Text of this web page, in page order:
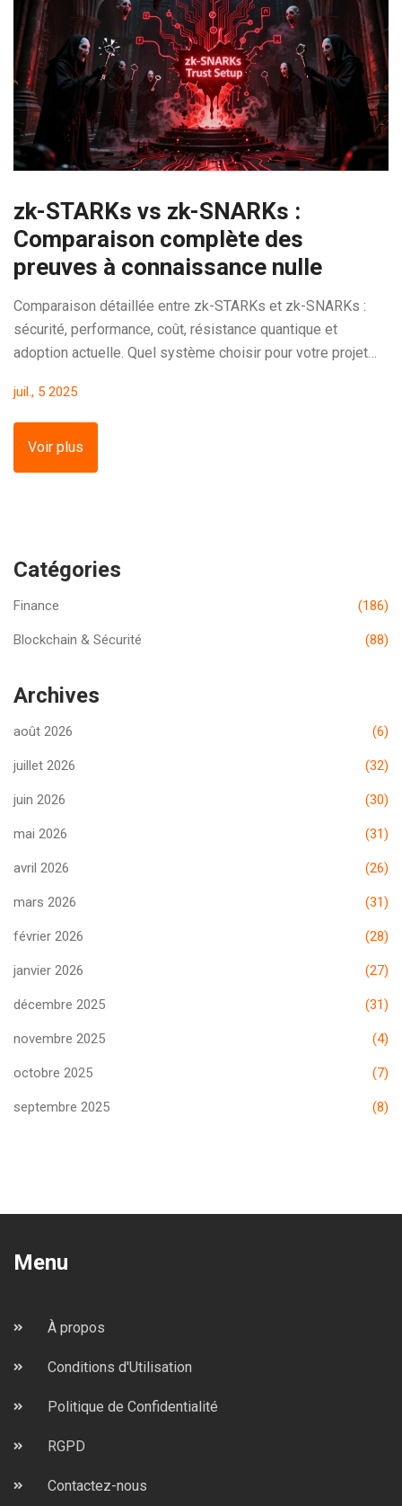
zk-STARKs vs zk-SNARKs :
Comparaison complète des
preuves à connaissance nulle
Comparaison détaillée entre zk-STARKs et zk-SNARKs :
sécurité, performance, coût, résistance quantique et
adoption actuelle. Quel système choisir pour votre projet
juil., 5 2025
Voir plus
Catégories
Finance (186)
Blockchain & Sécurité (88)
Archives
août 2026 (6)
juillet 2026 (32)
juin 2026 (30)
mai 2026 (31)
avril 2026 (26)
mars 2026 (31)
février 2026 (28)
janvier 2026 (27)
décembre 2025 (31)
novembre 2025 (4)
octobre 2025 (7)
septembre 2025 (8)
Menu
À propos
Conditions d'Utilisation
Politique de Confidentialité
RGPD
Contactez-nous